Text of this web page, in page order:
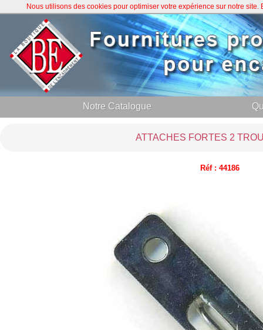
Notre Catalogue
ATTACHES FORTES 2
Réf : 44186
Nous utilisons des cookies pour optimiser votre expérience sur notre